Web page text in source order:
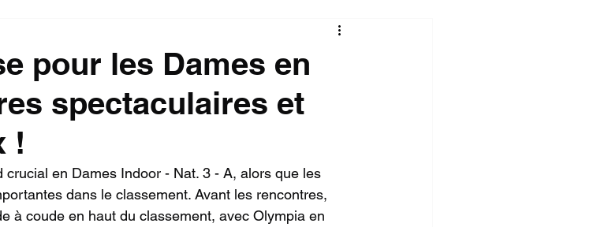
pour les Dames en
spectaculaires et
!
en Dames Indoor - Nat. 3 - A, alors que les
dans le classement. Avant les rencontres,
à coude en haut du classement, avec Olympia en